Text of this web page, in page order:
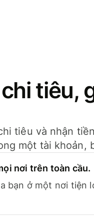
tiêu,
tiêu và nhận
một tài khoản,
nơi trên toàn cầu.
bạn ở một nơi tiện